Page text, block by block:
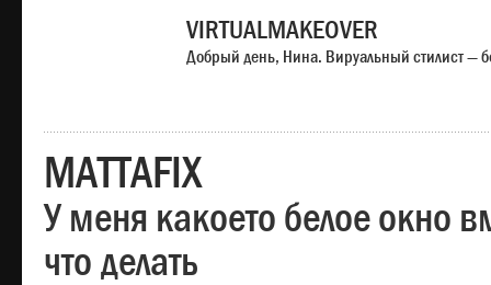
VIRTUALMAKEOVER
Добрый день, Нина. Вируальный стилист —
MATTAFIX
У меня какоето белое окно
что делать